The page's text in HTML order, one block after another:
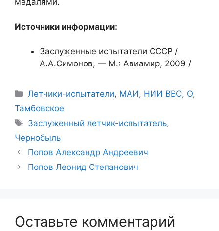
медалями.
Источники информации:
Заслуженные испытатели СССР /
А.А.Симонов, — М.: Авиамир, 2009 /
Рубрики
Летчики-испытатели, МАИ, НИИ ВВС, О,
Тамбовское
Метки
Заслуженный летчик-испытатель,
Чернобыль
Попов Александр Андреевич
Попов Леонид Степанович
Оставьте комментарий